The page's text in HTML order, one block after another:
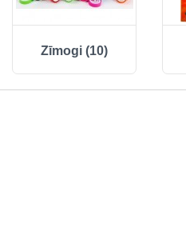
Zīmogi (10)